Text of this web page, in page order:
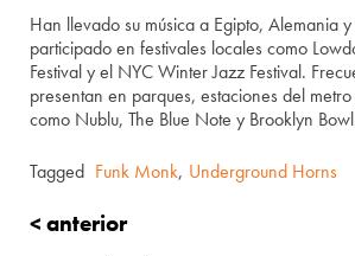
Han llevado su músicaa Egipto, Alemania y
participadoen festivales localescomo
Festival y el NYC Winter Jazz Festival.
presentan en parques, estaciones del
como Nublu,The Blue Note y Brooklyn Bowl
Tagged Funk Monk, Underground Horns
< anterior